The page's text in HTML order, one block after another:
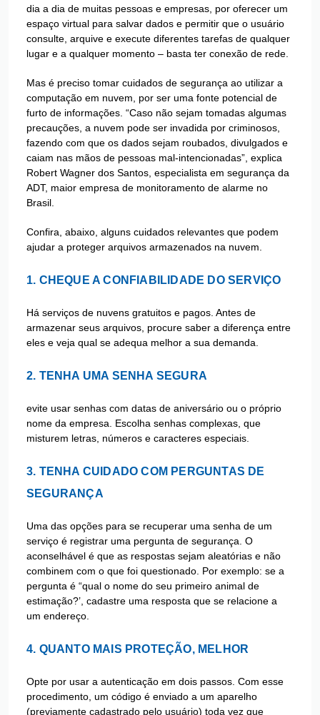
dia a dia de muitas pessoas e empresas, por oferecer um
espaço virtual para salvar dados e permitir que o usuário
consulte, arquive e execute diferentes tarefas de qualquer
lugar e a qualquer momento – basta ter conexão de rede.
Mas é preciso tomar cuidados de segurança ao utilizar a
computação em nuvem, por ser uma fonte potencial de
furto de informações. “Caso não sejam tomadas algumas
precauções, a nuvem pode ser invadida por criminosos,
fazendo com que os dados sejam roubados, divulgados e
caiam nas mãos de pessoas mal-intencionadas”, explica
Robert Wagner dos Santos, especialista em segurança da
ADT, maior empresa de monitoramento de alarme no
Brasil.
Confira, abaixo, alguns cuidados relevantes que podem
ajudar a proteger arquivos armazenados na nuvem.
1. CHEQUE A CONFIABILIDADE DO SERVIÇO
Há serviços de nuvens gratuitos e pagos. Antes de
armazenar seus arquivos, procure saber a diferença entre
eles e veja qual se adequa melhor a sua demanda.
2. TENHA UMA SENHA SEGURA
evite usar senhas com datas de aniversário ou o próprio
nome da empresa. Escolha senhas complexas, que
misturem letras, números e caracteres especiais.
3. TENHA CUIDADO COM PERGUNTAS DE
SEGURANÇA
Uma das opções para se recuperar uma senha de um
serviço é registrar uma pergunta de segurança. O
aconselhável é que as respostas sejam aleatórias e não
combinem com o que foi questionado. Por exemplo: se a
pergunta é “qual o nome do seu primeiro animal de
estimação?’, cadastre uma resposta que se relacione a
um endereço.
4. QUANTO MAIS PROTEÇÃO, MELHOR
Opte por usar a autenticação em dois passos. Com esse
procedimento, um código é enviado a um aparelho
(previamente cadastrado pelo usuário) toda vez que